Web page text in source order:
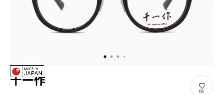
千一作
69